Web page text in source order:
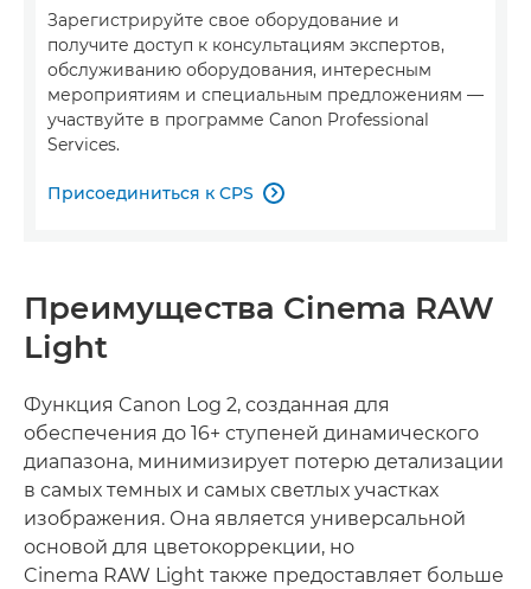
Зарегистрируйте свое оборудование и
получите доступ к консультациям экспертов,
обслуживанию оборудования, интересным
мероприятиям и специальным предложениям —
участвуйте в программе Canon Professional
Services.
Присоединиться к CPS 
Преимущества Cinema RAW
Light
Функция Canon Log 2, созданная для
обеспечения до 16+ ступеней динамического
диапазона, минимизирует потерю детализации
в самых темных и самых светлых участках
изображения. Она является универсальной
основой для цветокоррекции, но
Cinema RAW Light также предоставляет больше